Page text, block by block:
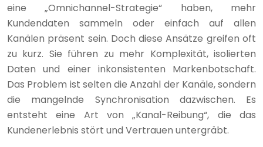
eine „Omnichannel-Strategie“ haben, mehr
Kundendaten sammeln oder einfach auf allen
Kanälen präsent sein. Doch diese Ansätze greifen oft
zu kurz. Sie führen zu mehr Komplexität, isolierten
Daten und einer inkonsistenten Markenbotschaft.
Das Problem ist selten die Anzahl der Kanäle, sondern
die mangelnde Synchronisation dazwischen. Es
entsteht eine Art von „Kanal-Reibung“, die das
Kundenerlebnis stört und Vertrauen untergräbt.